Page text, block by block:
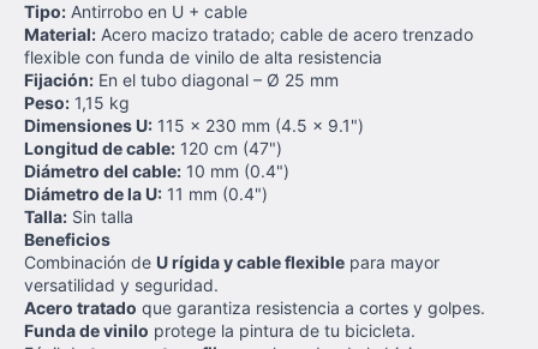
Tipo: Antirrobo en U + cable
Material: Acero macizo tratado; cable de acero trenzado
flexible con funda de vinilo de alta resistencia
Fijación: En el tubo diagonal – Ø 25 mm
Peso: 1,15 kg
Dimensiones U: 115 x 230 mm (4.5 x 9.1")
Longitud de cable: 120 cm (47")
Diámetro del cable: 10 mm (0.4")
Diámetro de la U: 11 mm (0.4")
Talla: Sin talla
Beneficios
Combinación de U rígida y cable flexible para mayor
versatilidad y seguridad.
Acero tratado que garantiza resistencia a cortes y golpes.
Funda de vinilo protege la pintura de tu bicicleta.